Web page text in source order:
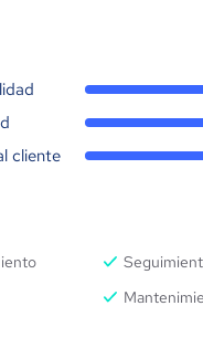
cliente